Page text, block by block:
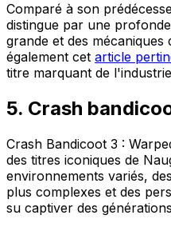
Comparé à son
distingue par une
grande et des mécaniques
également cet article
titre marquant de
5. Crash
Crash Bandicoot 3 :
des titres iconiques de
environnements variés,
plus complexes et des
su captiver des